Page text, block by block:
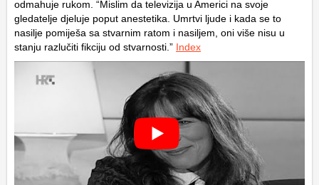
odmahuje rukom. “Mislim da televizija u Americi na svoje
gledatelje djeluje poput anestetika. Umrtvi ljude i kada se to
nasilje pomiješa sa stvarnim ratom i nasiljem, oni više nisu u
stanju razlučiti fikciju od stvarnosti.” Index